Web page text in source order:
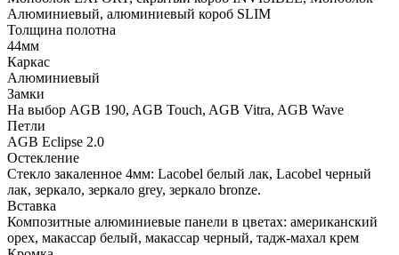
Алюминиевый, алюминиевый короб SLIM
Толщина полотна
44мм
Каркас
Алюминиевый
Замки
На выбор AGB 190, AGB Touch, AGB Vitra, AGB Wave
Петли
AGB Eclipse 2.0
Остекление
Стекло закаленное 4мм: Lacobel белый лак, Lacobel черный
лак, зеркало, зеркало grey, зеркало bronze.
Вставка
Композитные алюминиевые панели в цветах: американский
орех, макассар белый, макассар черный, тадж-махал крем